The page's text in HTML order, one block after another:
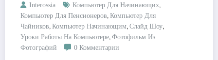
Interossia Компьютер Для Начинающих,
Компьютер Для Пенсионеров, Компьютер Для
Чайников, Компьютер Начинающим, Слайд Шоу,
Уроки Работы На Компьютере, Фотофильм Из
Фотографий
0 Комментарии